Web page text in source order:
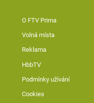
O FTV Prima
Volná místa
Reklama
HbbTV
Podmínky užívání
Cookies